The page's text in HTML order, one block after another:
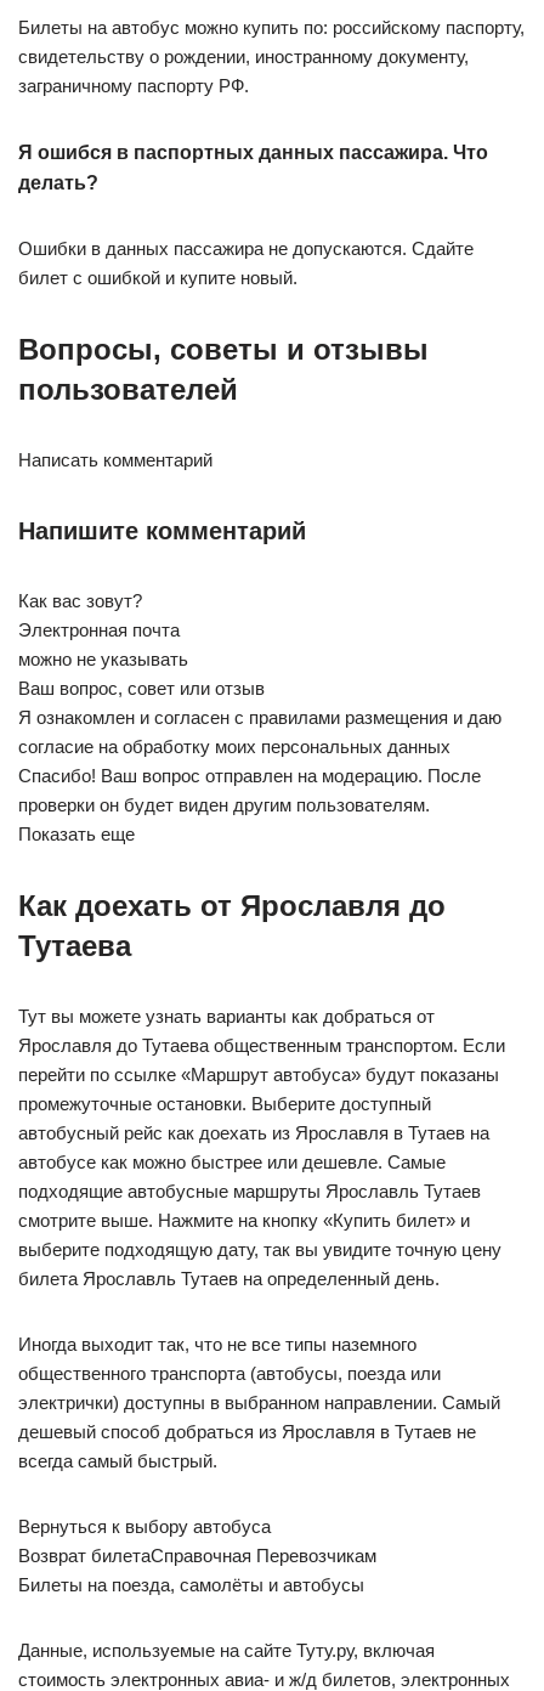
Билеты на автобус можно купить по: российскому паспорту,
свидетельству о рождении, иностранному документу,
заграничному паспорту РФ.
Я ошибся в паспортных данных пассажира. Что
делать?
Ошибки в данных пассажира не допускаются. Сдайте
билет с ошибкой и купите новый.
Вопросы, советы и отзывы
пользователей
Написать комментарий
Напишите комментарий
Как вас зовут?
Электронная почта
можно не указывать
Ваш вопрос, совет или отзыв
Я ознакомлен и согласен с правилами размещения и даю
согласие на обработку моих персональных данных
Спасибо! Ваш вопрос отправлен на модерацию. После
проверки он будет виден другим пользователям.
Показать еще
Как доехать от Ярославля до
Тутаева
Тут вы можете узнать варианты как добраться от
Ярославля до Тутаева общественным транспортом. Если
перейти по ссылке «Маршрут автобуса» будут показаны
промежуточные остановки. Выберите доступный
автобусный рейс как доехать из Ярославля в Тутаев на
автобусе как можно быстрее или дешевле. Самые
подходящие автобусные маршруты Ярославль Тутаев
смотрите выше. Нажмите на кнопку «Купить билет» и
выберите подходящую дату, так вы увидите точную цену
билета Ярославль Тутаев на определенный день.
Иногда выходит так, что не все типы наземного
общественного транспорта (автобусы, поезда или
электрички) доступны в выбранном направлении. Самый
дешевый способ добраться из Ярославля в Тутаев не
всегда самый быстрый.
Вернуться к выбору автобуса
Возврат билетаСправочная Перевозчикам
Билеты на поезда, самолёты и автобусы
Данные, используемые на сайте Туту.ру, включая
стоимость электронных авиа- и ж/д билетов, электронных